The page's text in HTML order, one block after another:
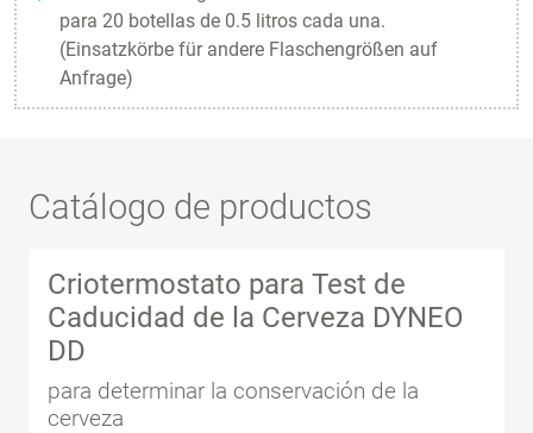
para 20 botellas de 0.5 litros cada una.
(Einsatzkörbe für andere Flaschengrößen auf
Anfrage)
Catálogo de productos
Criotermostato para Test de
Caducidad de la Cerveza DYNEO
DD
para determinar la conservación de la
cerveza